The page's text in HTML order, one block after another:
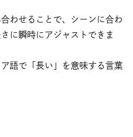
わせることで、シーンに合わ
に瞬時にアジャストできま
語で「長い」を意味する言葉